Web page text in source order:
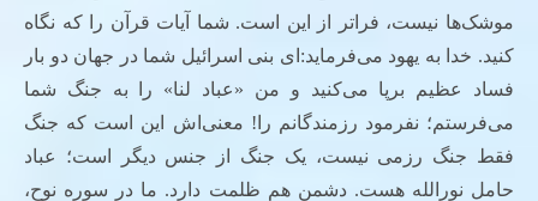
موشک‌ها نیست، فراتر از این است. شما آیات قرآن را که نگاه
کنید. خدا به یهود می‌فرماید:‌ای بنی اسرائیل شما در جهان دو بار
فساد عظیم برپا می‌کنید و من «عباد لنا» را به جنگ شما
می‌فرستم؛ نفرمود رزمندگانم را! معنی‌اش این است که جنگ
فقط جنگ رزمی نیست، یک جنگ از جنس دیگر است؛ عباد
حامل نورالله هست. دشمن هم ظلمت دارد. ما در سوره نوح،